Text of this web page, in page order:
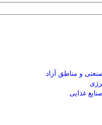
و مناطق آزاد
غذایی